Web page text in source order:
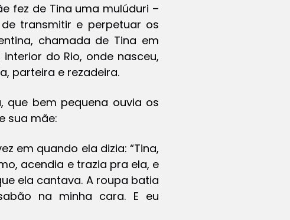
fez de Tina uma mulúduri –
transmitir e perpetuar os
chamada de Tina em
do Rio, onde nasceu,
parteira e rezadeira.
que bem pequena ouvia os
sua mãe:
em quando ela dizia: “Tina,
acendia e trazia pra ela, e
ela cantava. A roupa batia
na minha cara. E eu